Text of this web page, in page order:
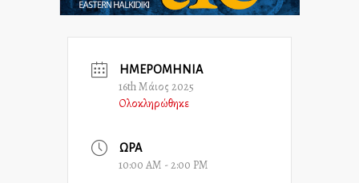
ΗΜΕΡΟΜΗΝΊΑ
16th Μάιος 2025
Ολοκληρώθηκε
ΏΡΑ
10:00 AM - 2:00 PM